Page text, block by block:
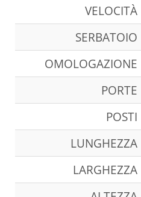
VELOCITÀ
SERBATOIO
OMOLOGAZIONE
PORTE
POSTI
LUNGHEZZA
LARGHEZZA